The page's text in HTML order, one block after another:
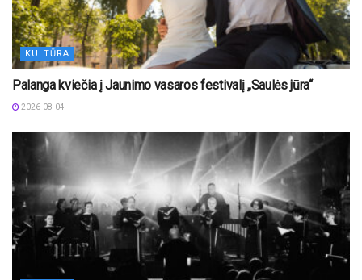
KULTŪRA
Palanga kviečia į Jaunimo vasaros festivalį „Saulės jūra“
2026-08-04